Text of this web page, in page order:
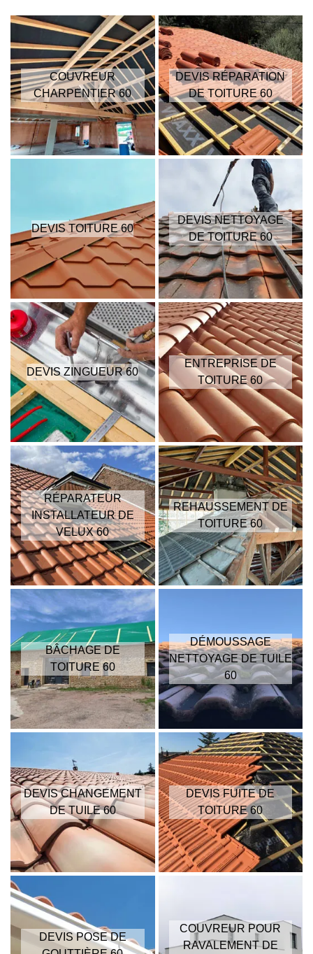
COUVREUR
CHARPENTIER 60
DEVIS RÉPARATION
DE TOITURE 60
DEVIS TOITURE 60
DEVIS NETTOYAGE
DE TOITURE 60
DEVIS ZINGUEUR 60
ENTREPRISE DE
TOITURE 60
RÉPARATEUR
INSTALLATEUR DE
VELUX 60
REHAUSSEMENT DE
TOITURE 60
BÂCHAGE DE
TOITURE 60
DÉMOUSSAGE
NETTOYAGE DE TUILE
60
DEVIS CHANGEMENT
DE TUILE 60
DEVIS FUITE DE
TOITURE 60
DEVIS POSE DE
COUVREUR POUR
RAVALEMENT DE